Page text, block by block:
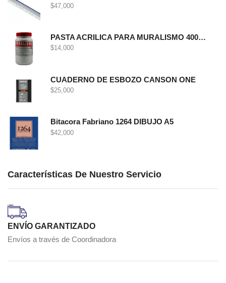
$47,000
PASTA ACRILICA PARA MURALISMO 400 GRS
$14,000
CUADERNO DE ESBOZO CANSON ONE
$25,000
Bitacora Fabriano 1264 DIBUJO A5
$42,000
Características De Nuestro Servicio
ENVÍO GARANTIZADO
Envíos a través de Coordinadora